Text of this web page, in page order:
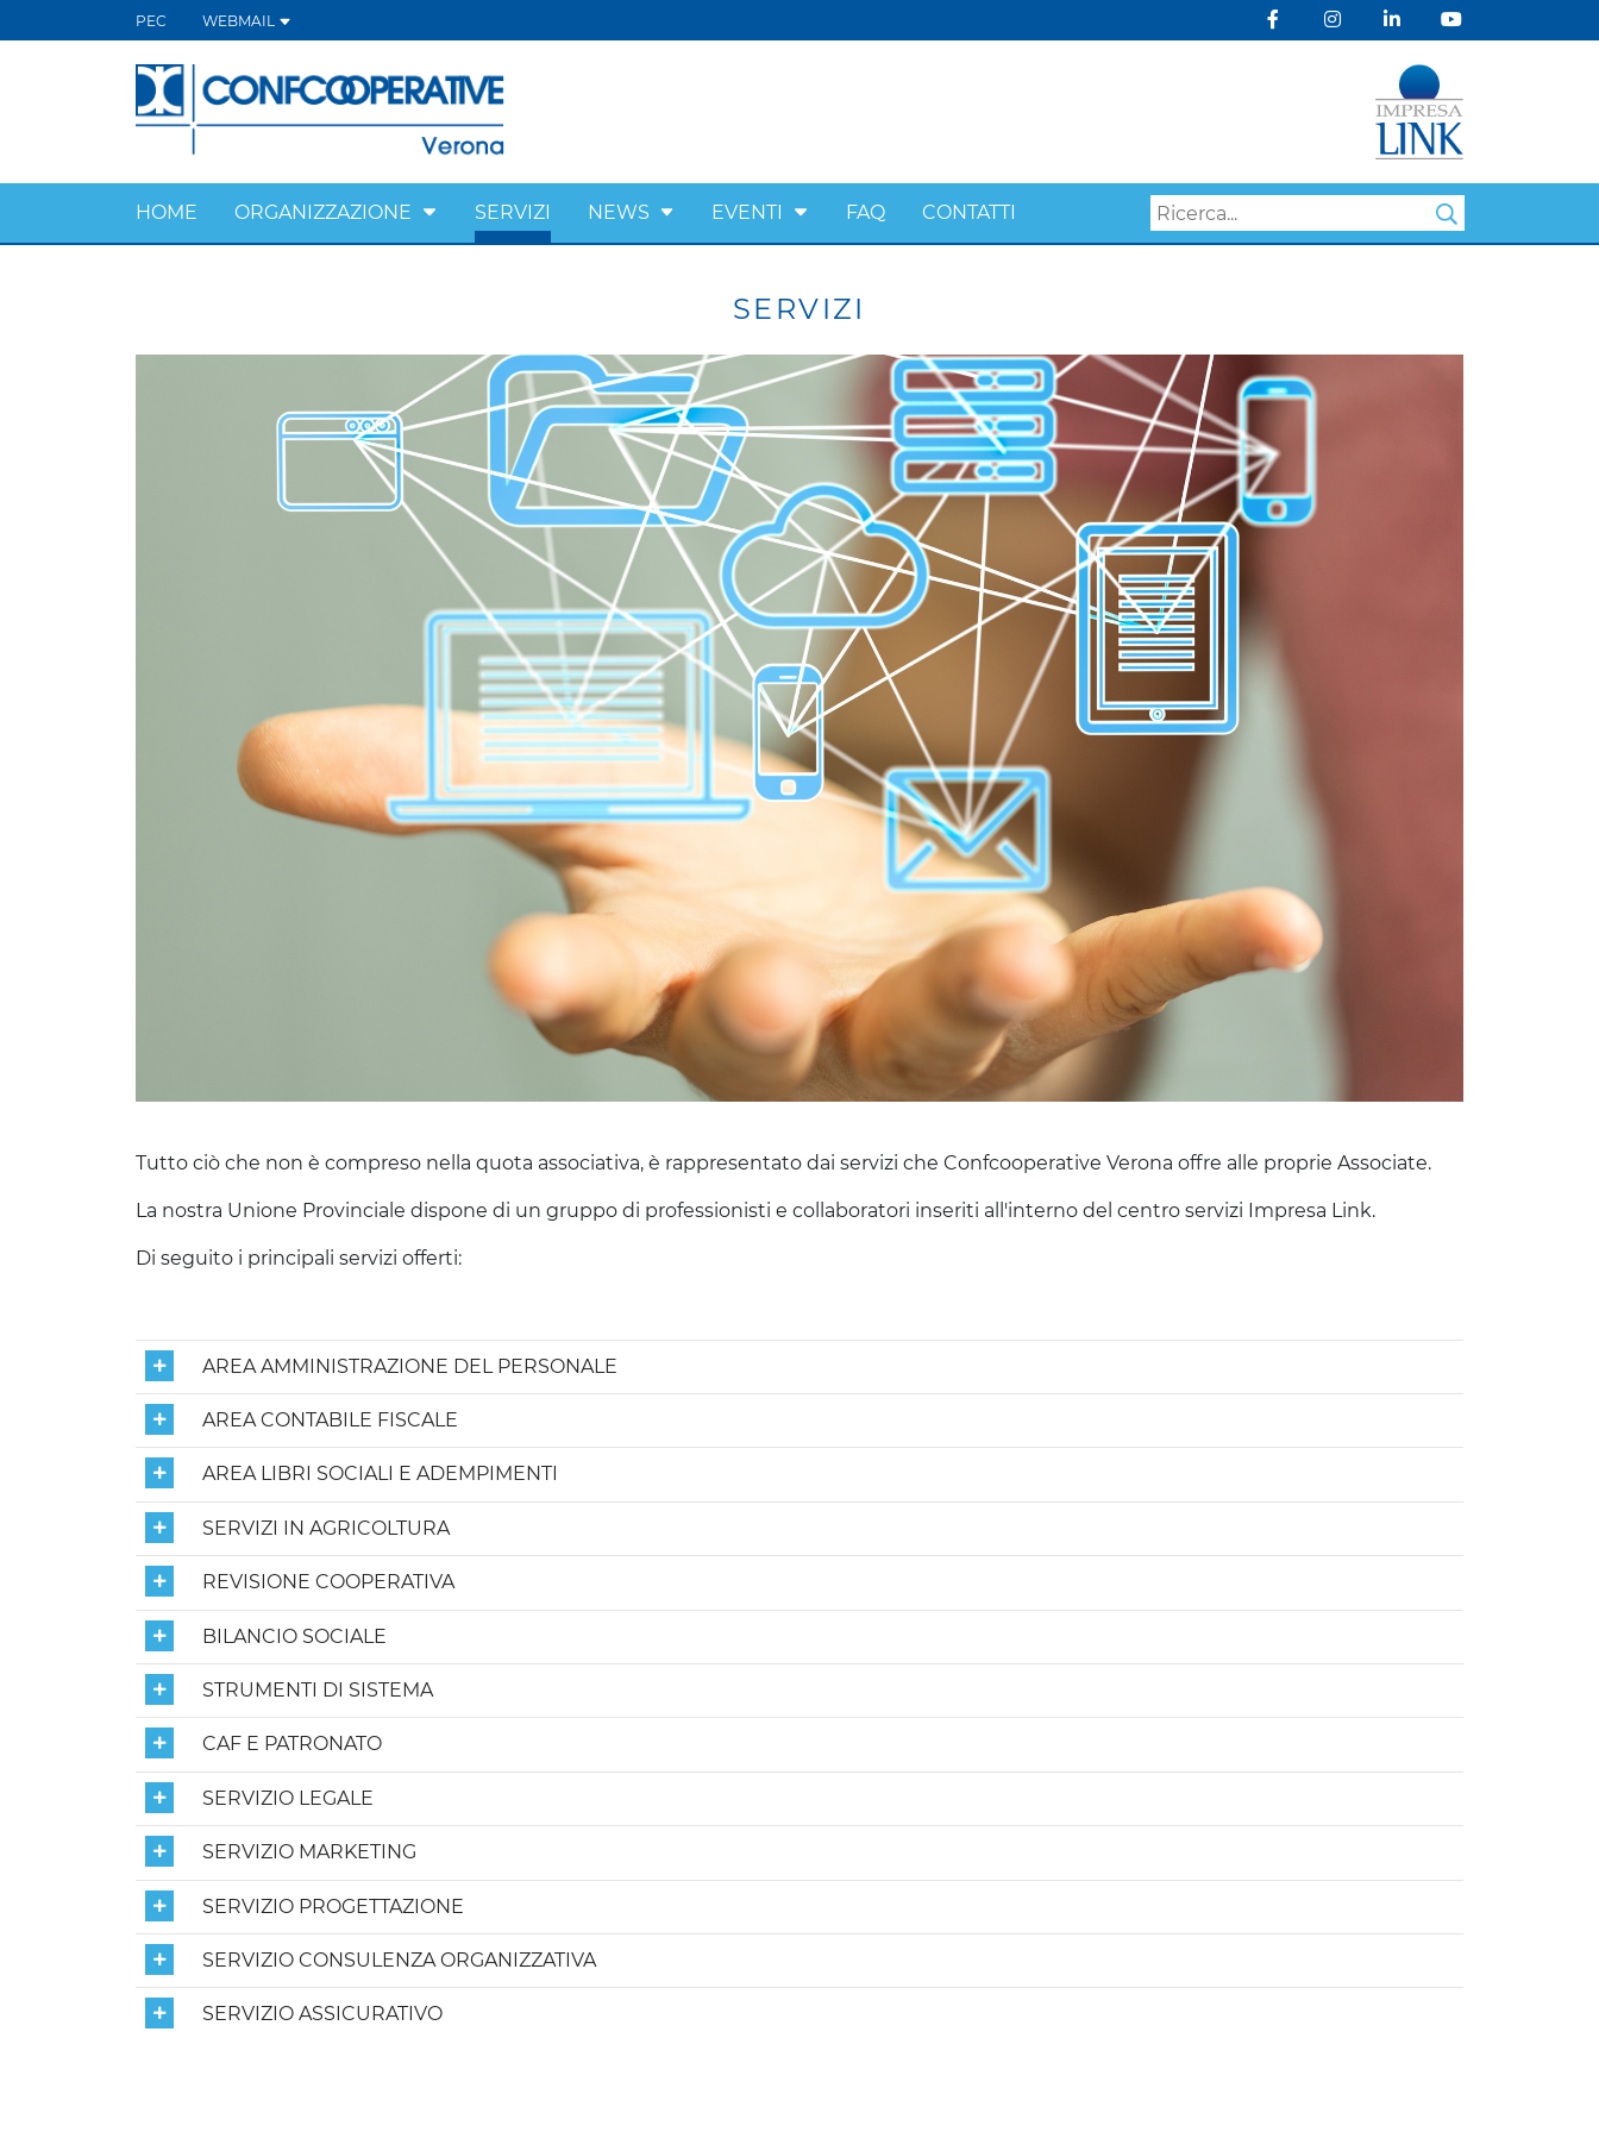
PEC WEBMAIL
HOME ORGANIZZAZIONE SERVIZI NEWS EVENTI FAQ CONTATTI
SERVIZI
Tutto ciò che non è compreso nella quota associativa, è rappresentato dai servizi che Confcooperative Verona offre alle proprie Associate.
La nostra Unione Provinciale dispone di un gruppo di professionisti e collaboratori inseriti all'interno del centro servizi Impresa Link.
Di seguito i principali servizi offerti:
AREA AMMINISTRAZIONE DEL PERSONALE
AREA CONTABILE FISCALE
AREA LIBRI SOCIALI E ADEMPIMENTI
SERVIZI IN AGRICOLTURA
REVISIONE COOPERATIVA
BILANCIO SOCIALE
STRUMENTI DI SISTEMA
CAF E PATRONATO
SERVIZIO LEGALE
SERVIZIO MARKETING
SERVIZIO PROGETTAZIONE
SERVIZIO CONSULENZA ORGANIZZATIVA
SERVIZIO ASSICURATIVO